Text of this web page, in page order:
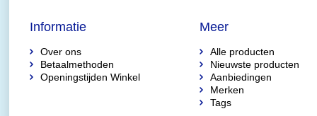
Informatie
Over ons
Betaalmethoden
Openingstijden Winkel
Meer
Alle producten
Nieuwste producten
Aanbiedingen
Merken
Tags